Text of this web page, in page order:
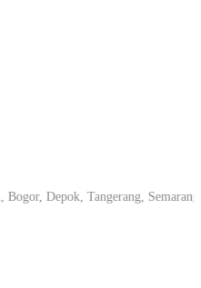
Tangerang, Semarang,